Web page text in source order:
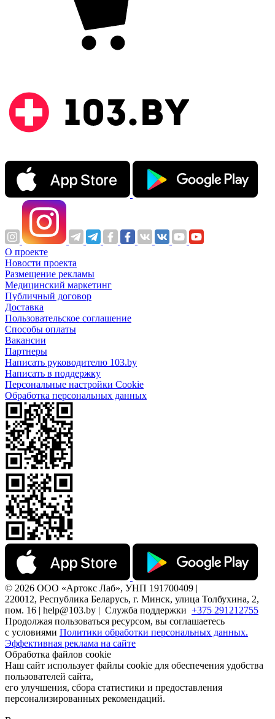
О проекте
Новости проекта
Размещение рекламы
Медицинский маркетинг
Публичный договор
Доставка
Пользовательское соглашение
Способы оплаты
Вакансии
Партнеры
Написать руководителю 103.by
Написать в поддержку
Персональные настройки Cookie
Обработка персональных данных
© 2026 ООО «Артокс Лаб», УНП 191700409 |
220012, Республика Беларусь, г. Минск, улица Толбухина, 2,
пом. 16 | help@103.by | Служба поддержки +375 291212755
Продолжая пользоваться ресурсом, вы соглашаетесь
с условиями Политики обработки персональных данных.
Эффективная реклама на сайте
Обработка файлов cookie
Наш сайт использует файлы cookie для обеспечения удобства
пользователей сайта,
его улучшения, сбора статистики и предоставления
персонализированных рекомендаций.